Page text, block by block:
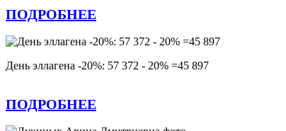
ПОДРОБНЕЕ
День эллагена -20%: 57 372 - 20% =45 897
ПОДРОБНЕЕ